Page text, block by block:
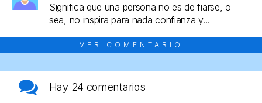
Significa que una persona no es de fiarse, o
sea, no inspira para nada confianza y...
VER COMENTARIO
Hay 24 comentarios